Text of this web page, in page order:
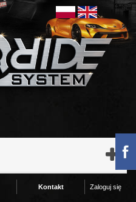
Zaloguj się
Kontakt